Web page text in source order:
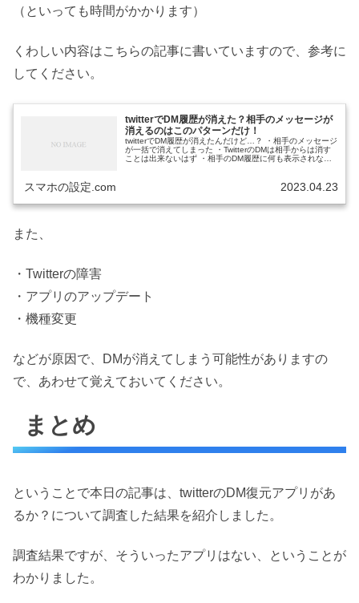
（といっても時間がかかります）
くわしい内容はこちらの記事に書いていますので、参考に
してください。
twitterでDM履歴が消えた？相手のメッセージが
消えるのはこのパターンだけ！
twitterでDM履歴が消えたんだけど…？ ・相手のメッセージ
が一括で消えてしまった ・TwitterのDMは相手からは消す
ことは出来ないはず ・相手のDM履歴に何も表示されない
スマホの設定.com 2023.04.23
また、
・Twitterの障害
・アプリのアップデート
・機種変更
などが原因で、DMが消えてしまう可能性がありますの
で、あわせて覚えておいてください。
まとめ
ということで本日の記事は、twitterのDM復元アプリがあ
るか？について調査した結果を紹介しました。
調査結果ですが、そういったアプリはない、ということが
わかりました。